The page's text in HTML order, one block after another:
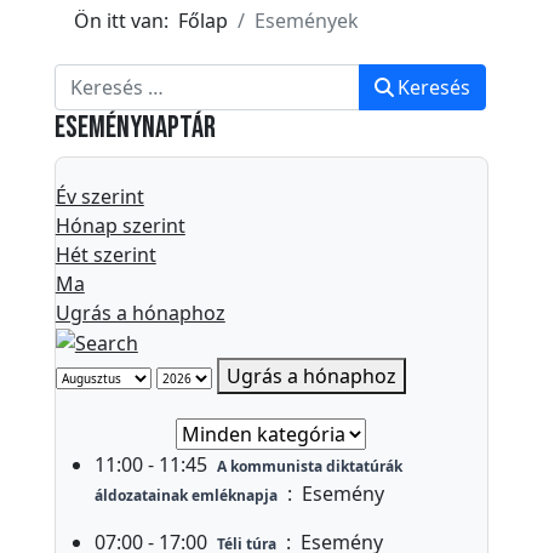
Ön itt van: Főlap Események
Keresés Keresés
Eseménynaptár
Év szerint
Hónap szerint
Hét szerint
Ma
Ugrás a hónaphoz
Ugrás a hónaphoz
Select a Category to filter list
11:00 - 11:45 A kommunista diktatúrák
áldozatainak emléknapja: Esemény
07:00 - 17:00 Téli túra: Esemény